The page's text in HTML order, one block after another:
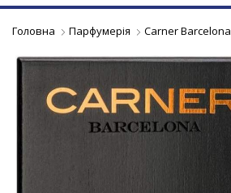
Головна Парфумерія Carner Barcelona